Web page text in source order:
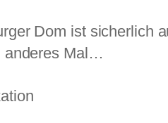
Dom ist sicherlich
anderes Mal…